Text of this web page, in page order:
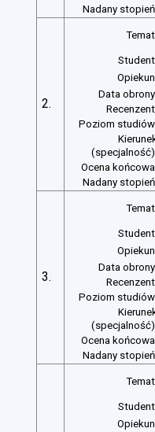
Nadany
2.
Data
Poziom
Ocena
Nadany
3.
Data
Poziom
Ocena
Nadany